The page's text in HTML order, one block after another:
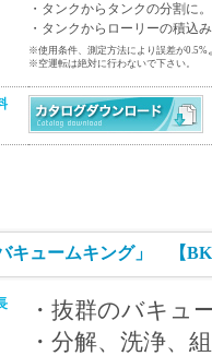
・タンクからタンクの分割に。
・タンクからローリーの積込
※使用条件、測定方法により誤差が0.5%
※空運転は絶対に行わないで下さい。
キュームキング」 【
・抜群のバキュ
・分解、洗浄、